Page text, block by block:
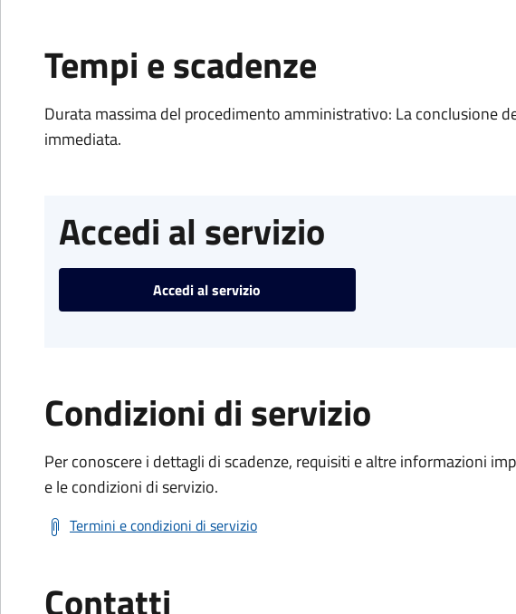
Tempi e scadenze
Durata massima del procedimento amministrativo: La conclusione
immediata.
Accedi al servizio
Accedi al servizio
Condizioni di servizio
Per conoscere i dettagli di scadenze, requisiti e altre informazioni
e le condizioni di servizio.
Termini e condizioni di servizio
Contatti